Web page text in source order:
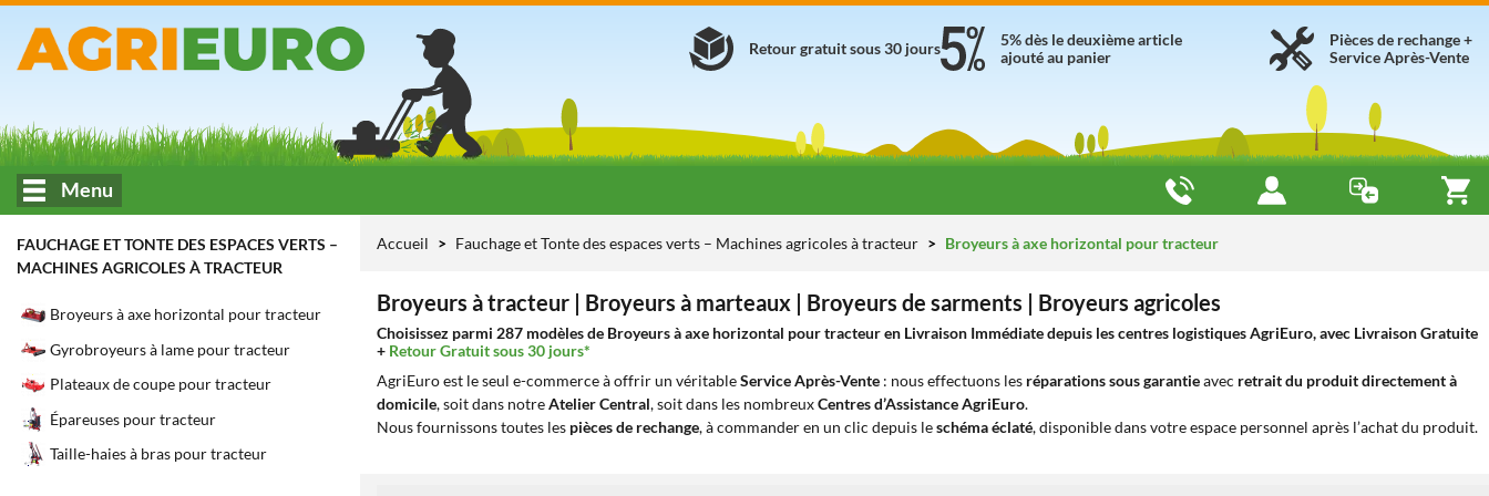
Pièces de rechange +
Service Après-Vente
5% dès le deuxième article
ajouté au panier
Retour gratuit sous 30 jours
Menu
FAUCHAGE ET TONTE DES ESPACES VERTS –
MACHINES AGRICOLES À TRACTEUR
Broyeurs à axe horizontal pour tracteur
Gyrobroyeurs à lame pour tracteur
Plateaux de coupe pour tracteur
Épareuses pour tracteur
Taille-haies à bras pour tracteur
Accueil Fauchage et Tonte des espaces verts – Machines agricoles à tracteur Broyeurs à axe horizontal pour tracteur
Broyeurs à tracteur | Broyeurs à marteaux | Broyeurs de sarments | Broyeurs agricoles
Choisissez parmi 287 modèles de Broyeurs à axe horizontal pour tracteur en Livraison Immédiate depuis les centres logistiques AgriEuro, avec Livraison Gratuite
+ Retour Gratuit sous 30 jours*
AgriEuro est le seul e-commerce à offrir un véritableService Après-Vente : nous effectuons les réparations sous garantieavec retrait du produit directement à
domicile, soit dans notreAtelier Central, soit dans les nombreuxCentres d’Assistance AgriEuro.
Nous fournissons toutes les pièces de rechange, à commander en un clic depuis leschéma éclaté, disponible dans votre espace personnel après l’achat du produit.